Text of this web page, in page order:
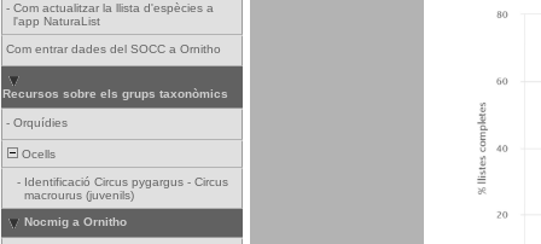
- Com actualitzar la llista d'espècies a
l'app NaturaList
Com entrar dades del SOCC a Ornitho
Recursos sobre els grups taxonòmics
- Orquídies
Ocells
- Identificació Circus pygargus - Circus
macrourus (juvenils)
Nocmig a Ornitho